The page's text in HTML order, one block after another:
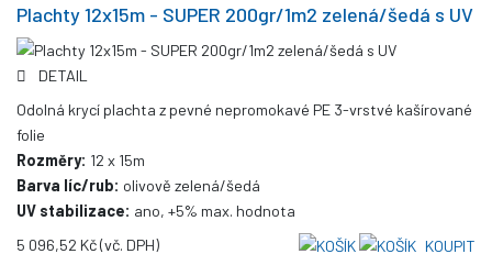
Plachty 12x15m - SUPER 200gr/1m2 zelená/šedá s UV
DETAIL
Odolná krycí plachta z pevné nepromokavé PE 3-vrstvé kašírované
folie
Rozměry: 12 x 15m
Barva líc/rub: olivově zelená/šedá
UV stabilizace: ano, +5% max. hodnota
5 096,52 Kč(vč. DPH) KOUPIT